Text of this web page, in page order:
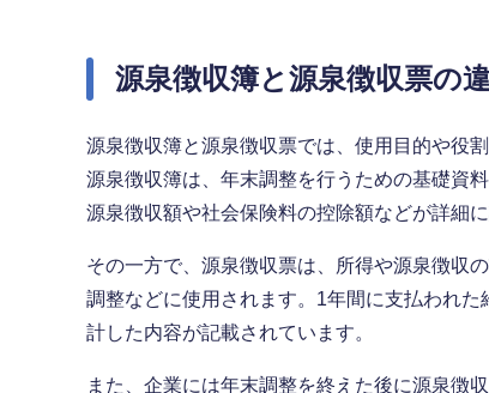
源泉徴収簿と源泉徴収票の
源泉徴収簿と源泉徴収票では、使用目的や役
源泉徴収簿は、年末調整を行うための基礎資
源泉徴収額や社会保険料の控除額などが詳細に
その一方で、源泉徴収票は、所得や源泉徴収
調整などに使用されます。1年間に支払われ
計した内容が記載されています。
また、企業には年末調整を終えた後に源泉徴